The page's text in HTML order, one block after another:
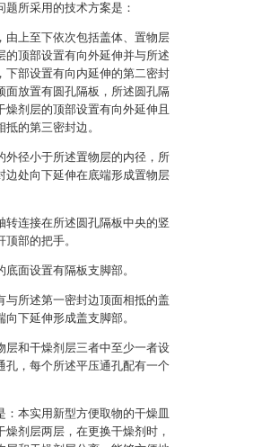
所采用的技术方案是：
由上至下依次包括盖体、置物层
的顶部设置有向外延伸并与所述
下部设置有向内延伸的第二密封
面放置有圆孔隔板，所述圆孔隔
剂层的顶部设置有向外延伸且
的第三密封边。
外径小于所述置物层的内径，所
边处向下延伸在底端形成置物层
转连接在所述圆孔隔板中央的竖
部的把手。
面设置有隔板支脚部。
与所述第一密封边顶面相抵的盖
下延伸形成盖支脚部。
层和干燥剂层三者中至少一者设
孔，每个所述平压通孔配有一个
：本实用新型方便取物的干燥皿
剂层两层，在更换干燥剂时，